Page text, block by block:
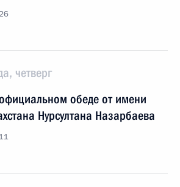
четверг
обеде от имени
Нурсултана Назарбаева